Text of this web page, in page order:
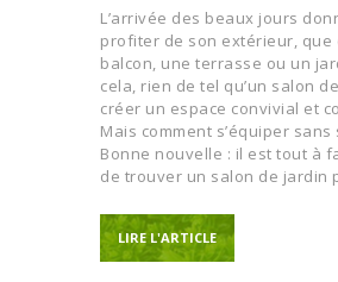
L’arrivée des beaux jours
profiter de son extérieur, que
balcon, une terrasse ou un
cela, rien de tel qu’un salon
créer un espace convivial et
Mais comment s’équiper sans
Bonne nouvelle : il est tout à
de trouver un salon de jardin
LIRE L'ARTICLE